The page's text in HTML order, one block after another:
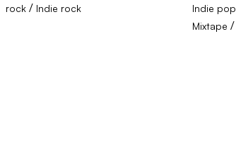
rock/ Indie rock Indie pop
Mixtape /